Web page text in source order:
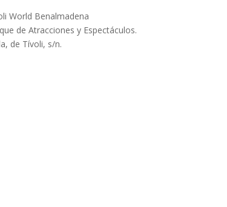
World Benalmadena
de Atracciones y Espectáculos.
de Tívoli, s/n.